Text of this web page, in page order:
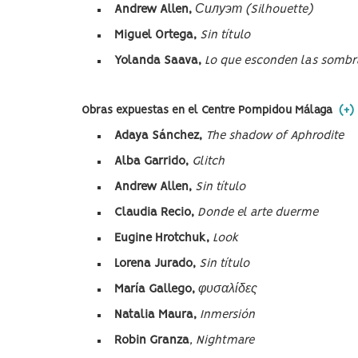
Andrew Allen, Силуэт (Silhouette)
Miguel Ortega, Sin título
Yolanda Saava, Lo que esconden las
Obras expuestas en el Centre Pompidou Málaga (+)
Adaya Sánchez, The shadow of Aphrodite
Alba Garrido, Glitch
Andrew Allen, Sin título
Claudia Recio, Donde el arte duerme
EugineHrotchuk, Look
Lorena Jurado, Sin título
María Gallego, φυσαλίδες
Natalia Maura, Inmersión
Robin Granza, Nightmare